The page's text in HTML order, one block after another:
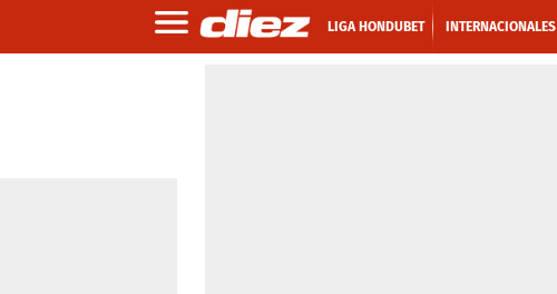
LIGA HONDUBET INTERNACIONALES